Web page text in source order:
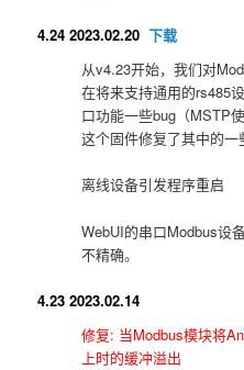
4.24 2023.02.20下载
从v4.23开始，我们对
在将来支持通用的rs485
口功能一些bug（MSTP
这个固件修复了其中的一
离线设备引发程序重启
WebUI的串口Modbus设
不精确。
4.23 2023.02.14
修复: 当Modbus模块将
上时的缓冲溢出